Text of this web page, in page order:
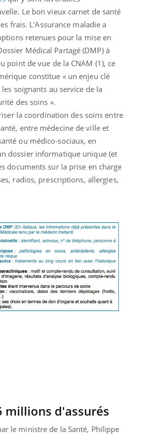
Le bon vieux carnet de santé
frais. L'Assurance maladie a
retenues pour la mise en
Médical Partagé (DMP) à
point de vue de la CNAM (1), ce
constitue « un enjeu clé
soignants au service de la
des soins ».
la coordination des soins entre
entre médecine de ville et
ou médico-sociaux, en
dossier informatique unique (et
documents sur la prise en charge
radios, prescriptions, allergies,
millions d'assurés
le ministre de la Santé, Philippe